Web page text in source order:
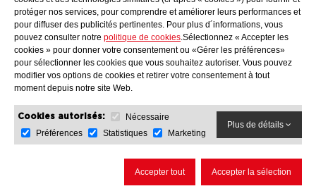
protéger nos services, pour comprendre et améliorer leurs performances et
pour diffuser des publicités pertinentes. Pour plus d´informations, vous
pouvez consulter notre politique de cookies.Sélectionnez « Accepter les
cookies » pour donner votre consentement ou «Gérer les préférences»
pour sélectionner les cookies que vous souhaitez autoriser. Vous pouvez
modifier vos options de cookies et retirer votre consentement à tout
moment depuis notre site Web.
Cookies autorisés:
Nécessaire
Préférences
Statistiques Marketing
Plus de détails
Accepter tout Accepter la sélection
info@motonauticallonch.com
POLITIQUE DE COOKIES